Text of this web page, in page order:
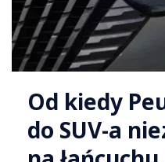
Od kiedy
do SUV-a